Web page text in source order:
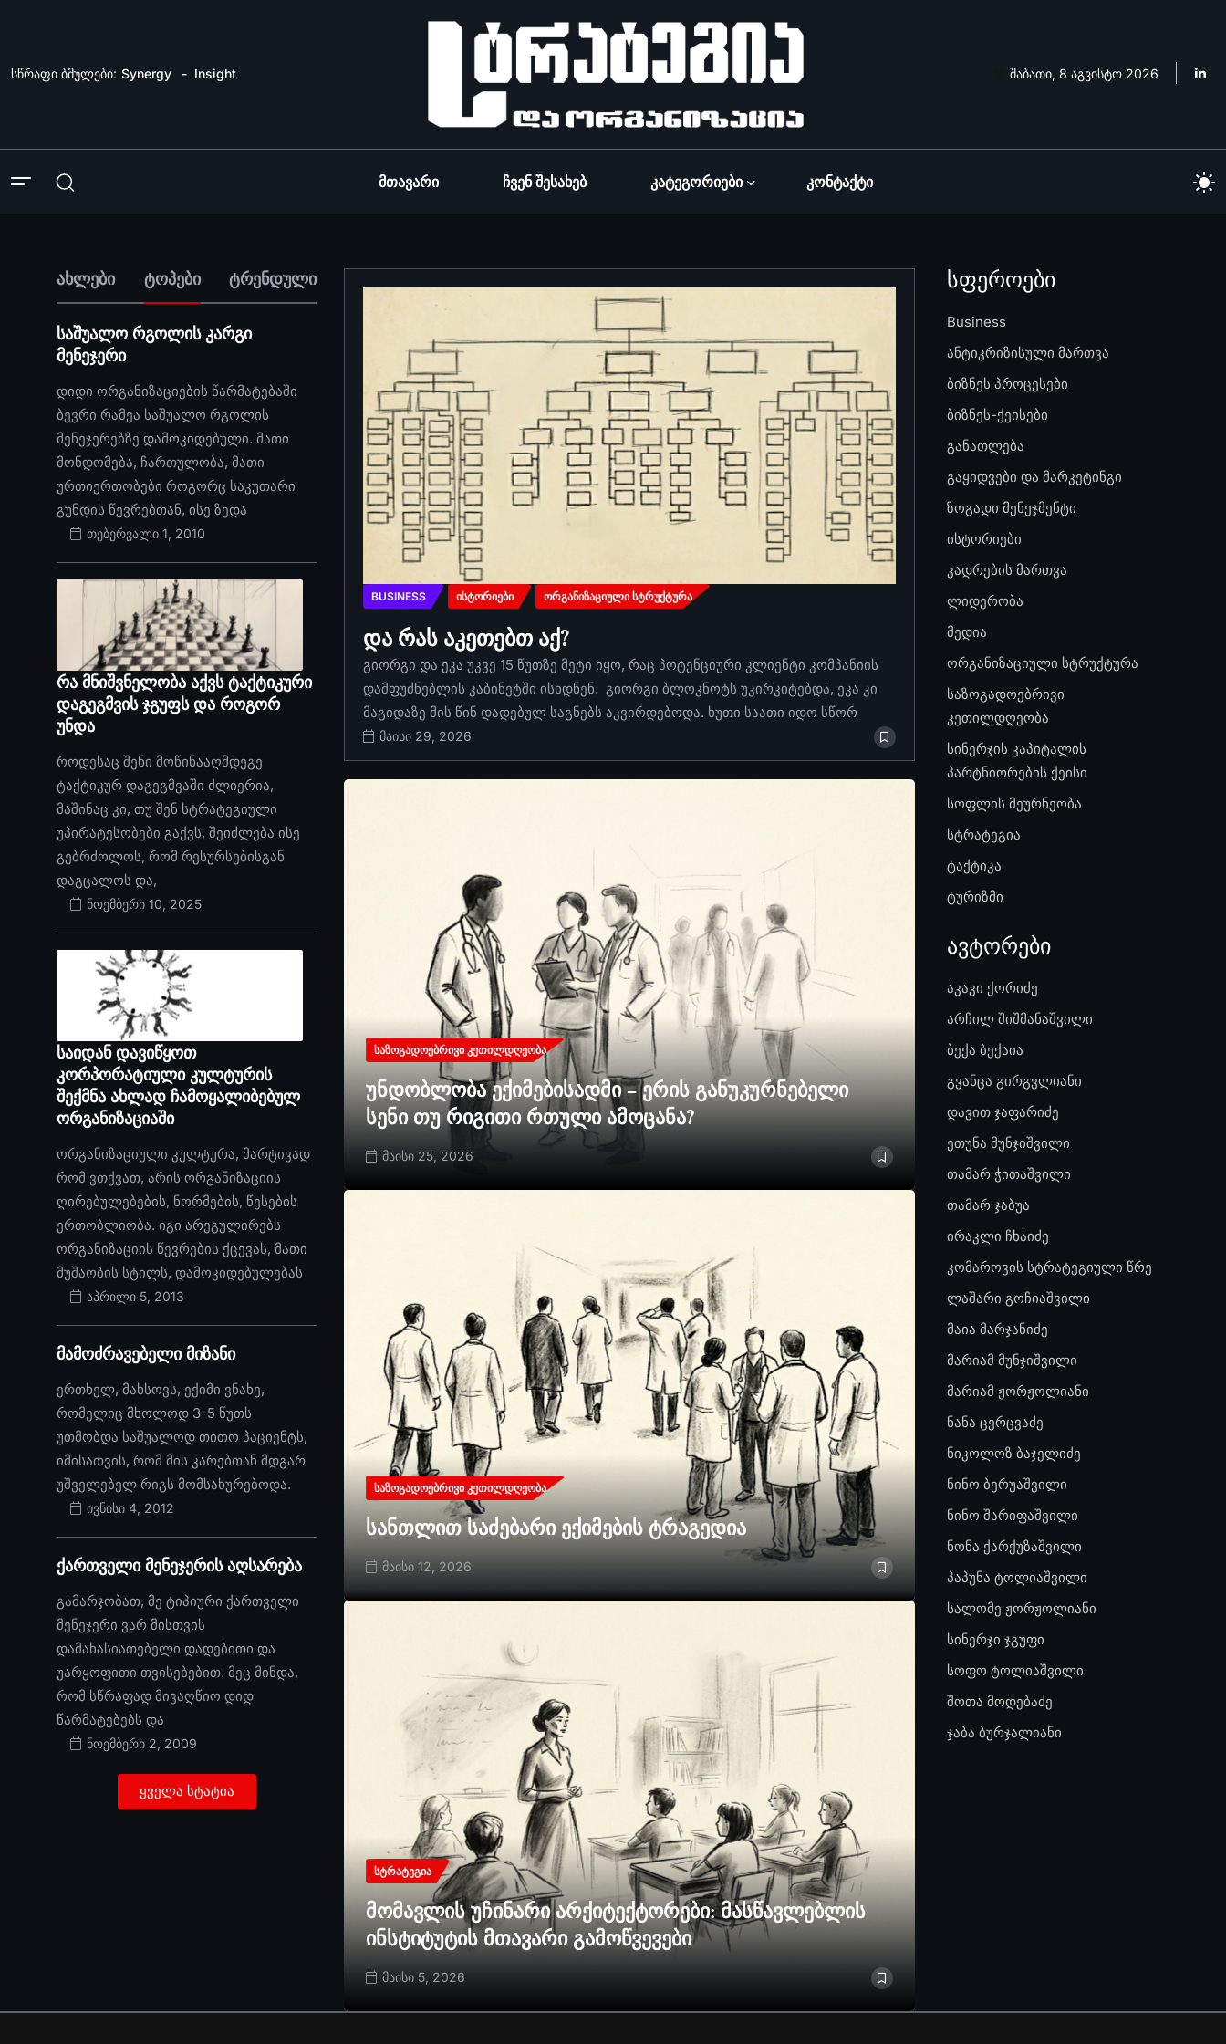
სწრაფი ბმულები: Synergy Insight შაბათი, 8 აგვისტო 2026
Მთავარი Ჩვენ Შესახებ Კატეგორიები Კონტაქტი
ახლები ტოპები ტრენდული
საშუალო რგოლის კარგი
მენეჯერი
დიდი ორგანიზაციების წარმატებაში
ბევრი რამეა საშუალო რგოლის
მენეჯერებზე დამოკიდებული. მათი
მონდომება, ჩართულობა, მათი
ურთიერთობები როგორც საკუთარი
გუნდის წევრებთან, ისე ზედა
თებერვალი 1, 2010
რა მნიშვნელობა აქვს ტაქტიკური
დაგეგმვის ჯგუფს და როგორ
უნდა
როდესაც შენი მოწინააღმდეგე
ტაქტიკურ დაგეგმვაში ძლიერია,
მაშინაც კი, თუ შენ სტრატეგიული
უპირატესობები გაქვს, შეიძლება ისე
გებრძოლოს, რომ რესურსებისგან
დაგცალოს და,
ნოემბერი 10, 2025
საიდან დავიწყოთ
კორპორატიული კულტურის
შექმნა ახლად ჩამოყალიბებულ
ორგანიზაციაში
ორგანიზაციული კულტურა, მარტივად
რომ ვთქვათ, არის ორგანიზაციის
ღირებულებების, ნორმების, წესების
ერთობლიობა. იგი არეგულირებს
ორგანიზაციის წევრების ქცევას, მათი
მუშაობის სტილს, დამოკიდებულებას
აპრილი 5, 2013
მამოძრავებელი მიზანი
ერთხელ, მახსოვს, ექიმი ვნახე,
რომელიც მხოლოდ 3-5 წუთს
უთმობდა საშუალოდ თითო პაციენტს,
იმისათვის, რომ მის კარებთან მდგარ
უშველებელ რიგს მომსახურებოდა.
ივნისი 4, 2012
ქართველი მენეჯერის აღსარება
გამარჯობათ, მე ტიპიური ქართველი
მენეჯერი ვარ მისთვის
დამახასიათებელი დადებითი და
უარყოფითი თვისებებით. მეც მინდა,
რომ სწრაფად მივაღწიო დიდ
წარმატებებს და
ნოემბერი 2, 2009
ყველა სტატია
BUSINESS ᲘᲡᲢᲝᲠᲘᲔᲑᲘ ᲝᲠᲒᲐᲜᲘᲖᲐᲪᲘᲣᲚᲘ ᲡᲢᲠᲣᲥᲢᲣᲠᲐ
და რას აკეთებთ აქ?
გიორგი და ეკა უკვე 15 წუთზე მეტი იყო, რაც პოტენციური კლიენტი კომპანიის
დამფუძნებლის კაბინეტში ისხდნენ. გიორგი ბლოკნოტს უკირკიტებდა, ეკა კი
მაგიდაზე მის წინ დადებულ საგნებს აკვირდებოდა. ხუთი საათი იდო სწორ
მაისი 29, 2026
ᲡᲐᲖᲝᲒᲐᲓᲝᲔᲑᲠᲘᲕᲘ ᲙᲔᲗᲘᲚᲓᲦᲔᲝᲑᲐ
უნდობლობა ექიმებისადმი – ერის განუკურნებელი
სენი თუ რიგითი რთული ამოცანა?
მაისი 25, 2026
ᲡᲐᲖᲝᲒᲐᲓᲝᲔᲑᲠᲘᲕᲘ ᲙᲔᲗᲘᲚᲓᲦᲔᲝᲑᲐ
სანთლით საძებარი ექიმების ტრაგედია
მაისი 12, 2026
ᲡᲢᲠᲐᲢᲔᲒᲘᲐ
მომავლის უჩინარი არქიტექტორები: მასწავლებლის
ინსტიტუტის მთავარი გამოწვევები
მაისი 5, 2026
სფეროები
Business
ანტიკრიზისული მართვა
ბიზნეს პროცესები
ბიზნეს-ქეისები
განათლება
გაყიდვები და მარკეტინგი
ზოგადი მენეჯმენტი
ისტორიები
კადრების მართვა
ლიდერობა
მედია
ორგანიზაციული სტრუქტურა
საზოგადოებრივი
კეთილდღეობა
სინერჯის კაპიტალის
პარტნიორების ქეისი
სოფლის მეურნეობა
სტრატეგია
ტაქტიკა
ტურიზმი
ავტორები
აკაკი ქორიძე
არჩილ შიშმანაშვილი
ბექა ბექაია
გვანცა გირგვლიანი
დავით ჯაფარიძე
ეთუნა მუნჯიშვილი
თამარ ჭითაშვილი
თამარ ჯაბუა
ირაკლი ჩხაიძე
კომაროვის სტრატეგიული წრე
ლაშარი გოჩიაშვილი
მაია მარჯანიძე
მარიამ მუნჯიშვილი
მარიამ ჟორჟოლიანი
ნანა ცერცვაძე
ნიკოლოზ ბაჯელიძე
ნინო ბერუაშვილი
ნინო შარიფაშვილი
ნონა ქარქუზაშვილი
პაპუნა ტოლიაშვილი
სალომე ჟორჟოლიანი
სინერჯი ჯგუფი
სოფო ტოლიაშვილი
შოთა მოდებაძე
ჯაბა ბურჯალიანი